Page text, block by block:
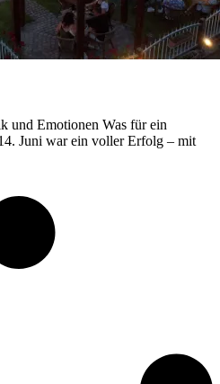
und Emotionen Was für ein
Juni war ein voller Erfolg – mit